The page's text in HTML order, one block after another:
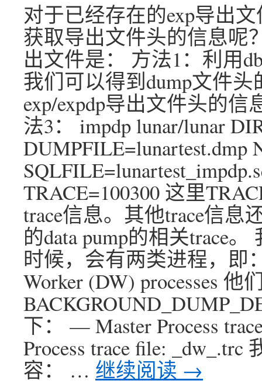
对于已经存在的exp导出
获取导出文件头的信息呢
出文件是： 方法1：利用
我们可以得到dump文件
exp/expdp导出文件头的
法3： impdp lunar/lunar
DUMPFILE=lunartest.dmp
TRACE=100300 这里
trace信息。其他trace信
的data pump的相关trace
时候，会有两类进程，即
Worker (DW) processes
下： — Master Process
Process trace file:
容： … 继续阅读 →